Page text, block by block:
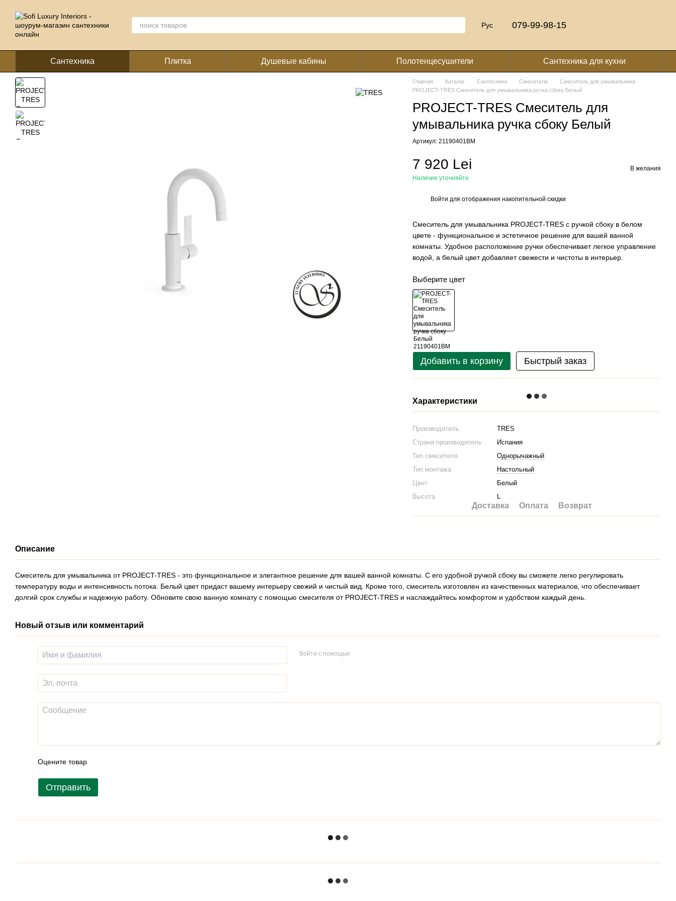
Рус 079-99-98-15
Сантехника Плитка Душевые кабины Полотенцесушители Сантехника для кухни
Главная Каталог Сантехника Смесители
Смеситель для умывальника
PROJECT-TRES Смеситель для умывальника ручка сбоку Белый
PROJECT-TRES Смеситель для
умывальника ручка сбоку Белый
Артикул: 21190401BM
7 920 Lei
Наличие уточняйте
В желания
Войти для отображения накопительной скидки
Смеситель для умывальника PROJECT-TRES с ручкой сбоку в белом
цвете - функциональное и эстетичное решение для вашей ванной
комнаты. Удобное расположение ручки обеспечивает легкое управление
водой, а белый цвет добавляет свежести и чистоты в интерьер.
Выберите цвет
Добавить в корзину Быстрый заказ
Характеристики
Производитель
TRES
Страна производитель
Испания
Тип смесителя
Однорычажный
Тип монтажа
Настольный
Цвет
Белый
Высота
L
Доставка Оплата Возврат
Описание
Смеситель для умывальника от PROJECT-TRES - это функциональное и элегантное решение для вашей ванной комнаты. С его удобной ручкой сбоку вы сможете легко регулировать
температуру воды и интенсивность потока. Белый цвет придаст вашему интерьеру свежий и чистый вид. Кроме того, смеситель изготовлен из качественных материалов, что обеспечивает
долгий срок службы и надежную работу. Обновите свою ванную комнату с помощью смесителя от PROJECT-TRES и наслаждайтесь комфортом и удобством каждый день.
Новый отзыв или комментарий
Войти с помощью
Оцените товар
Отправить